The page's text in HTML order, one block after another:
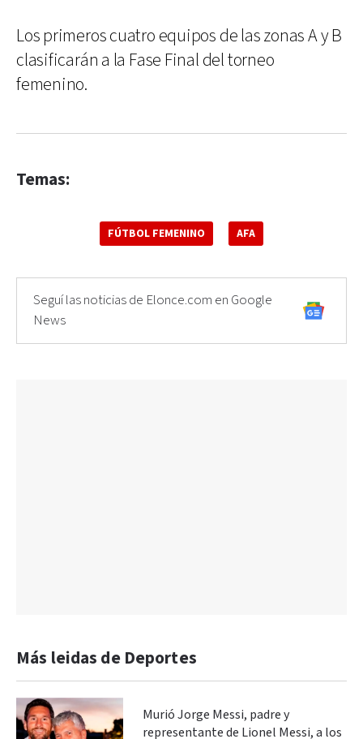
Los primeros cuatro equipos de las zonas A y B
clasificarán a la Fase Final del torneo
femenino.
Temas:
FÚTBOL FEMENINO AFA
Seguí las noticias de Elonce.com en Google
News
Más leidas de Deportes
Murió Jorge Messi, padre y
representante de Lionel Messi, a los